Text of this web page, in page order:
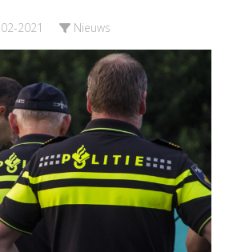
2021 Nieuws